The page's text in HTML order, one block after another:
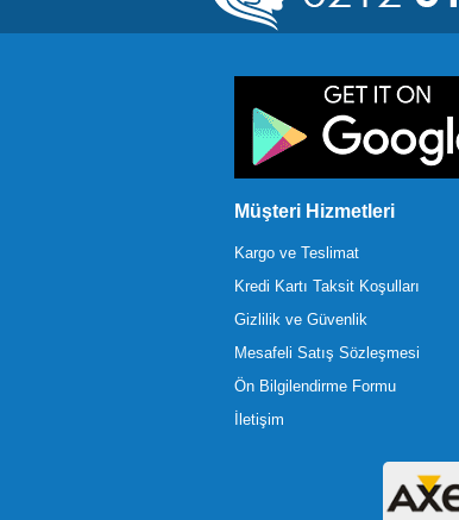
Müşteri Hizmetleri
Kargo ve Teslimat
Kredi Kartı Taksit Koşulları
Gizlilik ve Güvenlik
Mesafeli Satış Sözleşmesi
Ön Bilgilendirme Formu
İletişim